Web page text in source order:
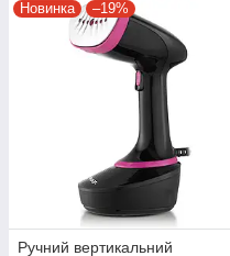
Новинка –19%
Ручний вертикальний